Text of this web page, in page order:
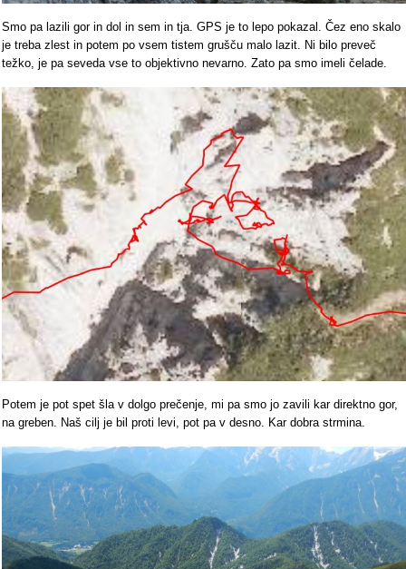
Smo pa lazili gor in dol in sem in tja. GPS je to lepo pokazal. Čez eno skalo
je treba zlest in potem po vsem tistem grušču malo lazit. Ni bilo preveč
težko, je pa seveda vse to objektivno nevarno. Zato pa smo imeli čelade.
Potem je pot spet šla v dolgo prečenje, mi pa smo jo zavili kar direktno gor,
na greben. Naš cilj je bil proti levi, pot pa v desno. Kar dobra strmina.